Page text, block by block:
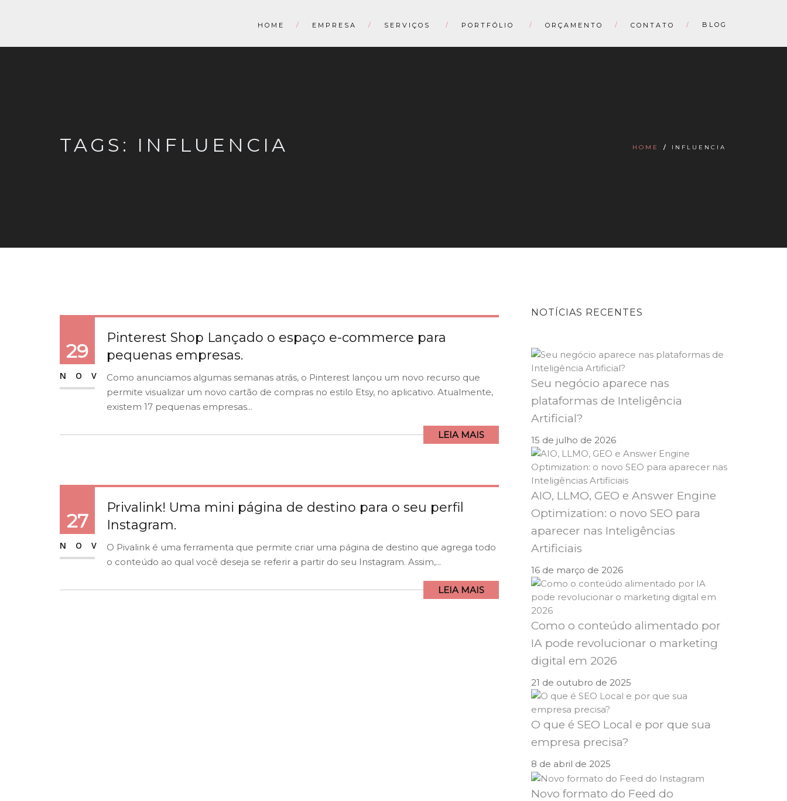
HOME EMPRESA SERVIÇOS PORTFÓLIO ORÇAMENTO CONTATO BLOG
TAGS: INFLUENCIA HOME / INFLUENCIA
29
NOV
Pinterest Shop Lançado o espaço e-commerce para
pequenas empresas.
Como anunciamos algumas semanas atrás, o Pinterest lançou um novo recurso que
permite visualizar um novo cartão de compras no estilo Etsy, no aplicativo. Atualmente,
existem 17 pequenas empresas...
LEIA MAIS
27
NOV
Privalink! Uma mini página de destino para o seu perfil
Instagram.
O Pivalink é uma ferramenta que permite criar uma página de destino que agrega todo
o conteúdo ao qual você deseja se referir a partir do seu Instagram. Assim,...
LEIA MAIS
NOTÍCIAS RECENTES
Seu negócio aparece nas
plataformas de Inteligência
Artificial?
15 de julho de 2026
AIO, LLMO, GEO e Answer Engine
Optimization: o novo SEO para
aparecer nas Inteligências
Artificiais
16 de março de 2026
Como o conteúdo alimentado por
IA pode revolucionar o marketing
digital em 2026
21 de outubro de 2025
O que é SEO Local e por que sua
empresa precisa?
8 de abril de 2025
Novo formato do Feed do